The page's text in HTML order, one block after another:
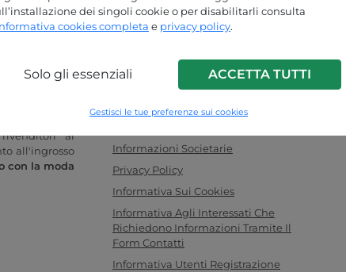
dei singoli cookie o per disabilitarli consulta
cookies completa e privacy policy.
Solo gli essenziali ACCETTA TUTTI
Gestisci le tue preferenze sui cookies
un'occhiata alla nostra pagina FAQ!
online
ideale
al
all'ingrosso
con la moda
INFO LINK
Informazioni Societarie
Privacy Policy
Informativa Sui Cookies
Informativa Agli Interessati Che
Richiedono Informazioni Tramite Il
Form Contatti
Informativa Utenti Registrazione